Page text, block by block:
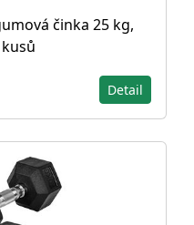
činka 25 kg,
Detail